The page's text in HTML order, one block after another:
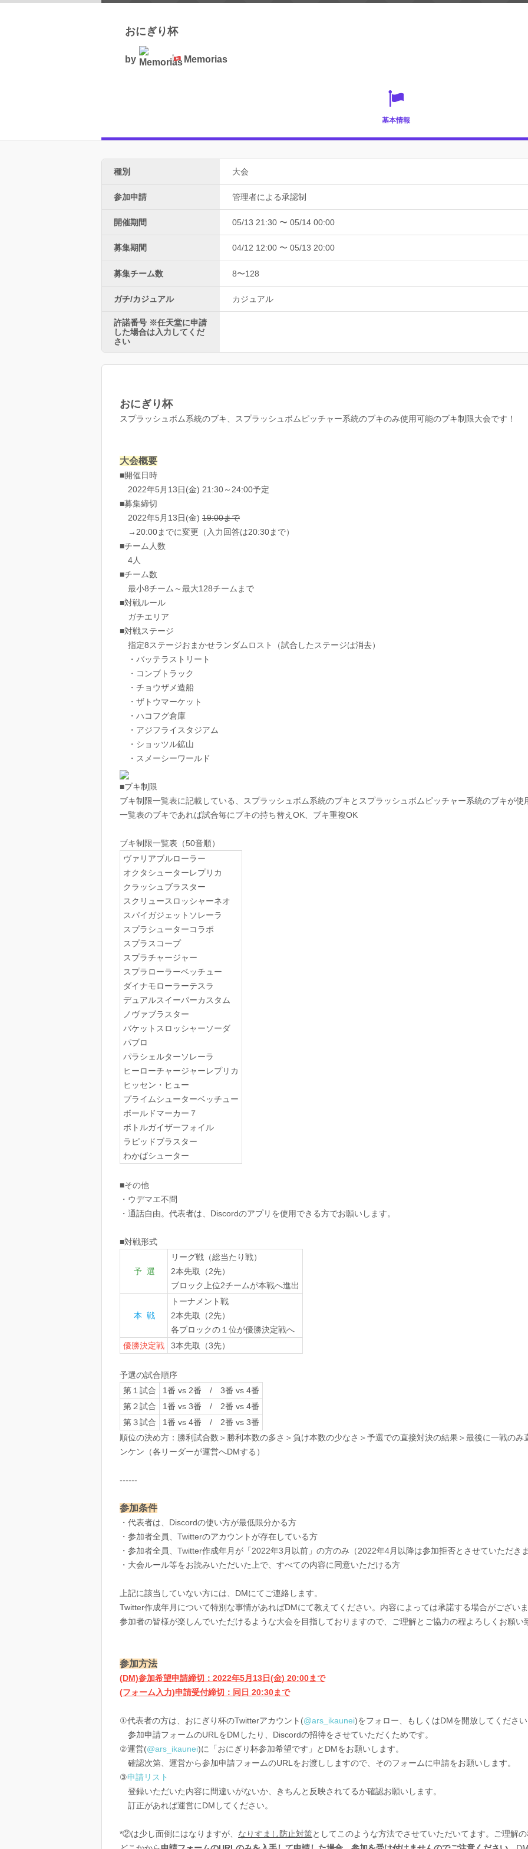
おにぎり杯
by Memorias
基本情報
種別 大会
参加申請 管理者による承認制
開催期間 05/13 21:30 〜 05/14 00:00
募集期間 04/12 12:00 〜 05/13 20:00
募集チーム数 8〜128
ガチ/カジュアル カジュアル
許諾番号 ※任天堂に申請
した場合は入力してくだ
さい
おにぎり杯
スプラッシュボム系統のブキ、スプラッシュボムピッチャー系統のブキのみ使用可能のブキ制限大会です！
大会概要
■開催日時
2022年5月13日(金) 21:30～24:00予定
■募集締切
2022年5月13日(金) 19:00まで
→20:00までに変更（入力回答は20:30まで）
■チーム人数
4人
■チーム数
最小8チーム～最大128チームまで
■対戦ルール
ガチエリア
■対戦ステージ
指定8ステージおまかせランダムロスト（試合したステージは消去）
・バッテラストリート
・コンブトラック
・チョウザメ造船
・ザトウマーケット
・ハコフグ倉庫
・アジフライスタジアム
・ショッツル鉱山
・スメーシーワールド
■ブキ制限
ブキ制限一覧表に記載している、スプラッシュボム系統のブキとスプラッシュボムピッチャー系統のブキが使
一覧表のブキであれば試合毎にブキの持ち替えOK、ブキ重複OK
ブキ制限一覧表（50音順）
ヴァリアブルローラー
オクタシューターレプリカ
クラッシュブラスター
スクリュースロッシャーネオ
スパイガジェットソレーラ
スプラシューターコラボ
スプラスコープ
スプラチャージャー
スプラローラーベッチュー
ダイナモローラーテスラ
デュアルスイーパーカスタム
ノヴァブラスター
バケットスロッシャーソーダ
パブロ
パラシェルターソレーラ
ヒーローチャージャーレプリカ
ヒッセン・ヒュー
プライムシューターベッチュー
ボールドマーカー７
ボトルガイザーフォイル
ラピッドブラスター
わかばシューター
■その他
・ウデマエ不問
・通話自由。代表者は、Discordのアプリを使用できる方でお願いします。
■対戦形式
予 選
リーグ戦（総当たり戦）
2本先取（2先）
ブロック上位2チームが本戦へ進出
本 戦
トーナメント戦
2本先取（2先）
各ブロックの１位が優勝決定戦へ
優勝決定戦
3本先取（3先）
予選の試合順序
第１試合
1番 vs 2番 / 3番 vs 4番
第２試合
1番 vs 3番 / 2番 vs 4番
第３試合
1番 vs 4番 / 2番 vs 3番
順位の決め方：勝利試合数＞勝利本数の多さ＞負け本数の少なさ＞予選での直接対決の結果＞最後に一戦の
ンケン（各リーダーが運営へDMする）
------
参加条件
・代表者は、Discordの使い方が最低限分かる方
・参加者全員、Twitterのアカウントが存在している方
・参加者全員、Twitter作成年月が「2022年3月以前」の方のみ（2022年4月以降は参加拒否とさせていただきま
・大会ルール等をお読みいただいた上で、すべての内容に同意いただける方
上記に該当していない方には、DMにてご連絡します。
Twitter作成年月について特別な事情があればDMにて教えてください。内容によっては承諾する場合がございま
参加者の皆様が楽しんでいただけるような大会を目指しておりますので、ご理解とご協力の程よろしくお願い
参加方法
(DM)参加希望申請締切：2022年5月13日(金) 20:00まで
(フォーム入力)申請受付締切：同日 20:30まで
①代表者の方は、おにぎり杯のTwitterアカウント(@ars_ikaunei)をフォロー、もしくはDMを開放してください
参加申請フォームのURLをDMしたり、Discordの招待をさせていただくためです。
②運営(@ars_ikaunei)に「おにぎり杯参加希望です」とDMをお願いします。
確認次第、運営から参加申請フォームのURLをお渡ししますので、そのフォームに申請をお願いします。
③申請リスト
登録いただいた内容に間違いがないか、きちんと反映されてるか確認お願いします。
訂正があれば運営にDMしてください。
*②は少し面倒にはなりますが、 なりすまし防止対策としてこのような方法でさせていただいてます。ご理解の